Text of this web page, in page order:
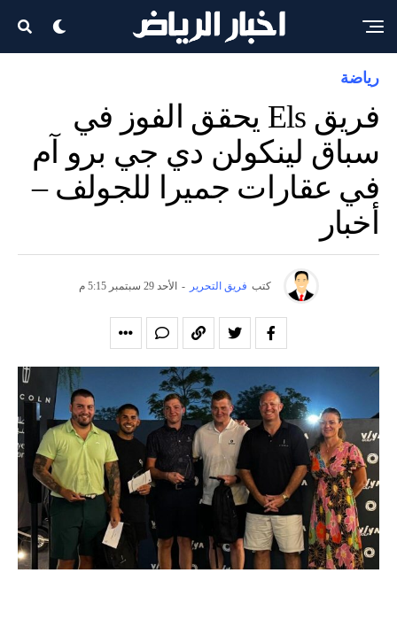
رياضة
فريق Els يحقق الفوز في
سباق لينكولن دي جي برو آم
في عقارات جميرا للجولف –
أخبار
كتب فريق التحرير - الأحد 29 سبتمبر 5:15 م